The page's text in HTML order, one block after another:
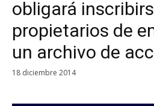
obligará
propietarios de
un archivo de
18 diciembre 2014